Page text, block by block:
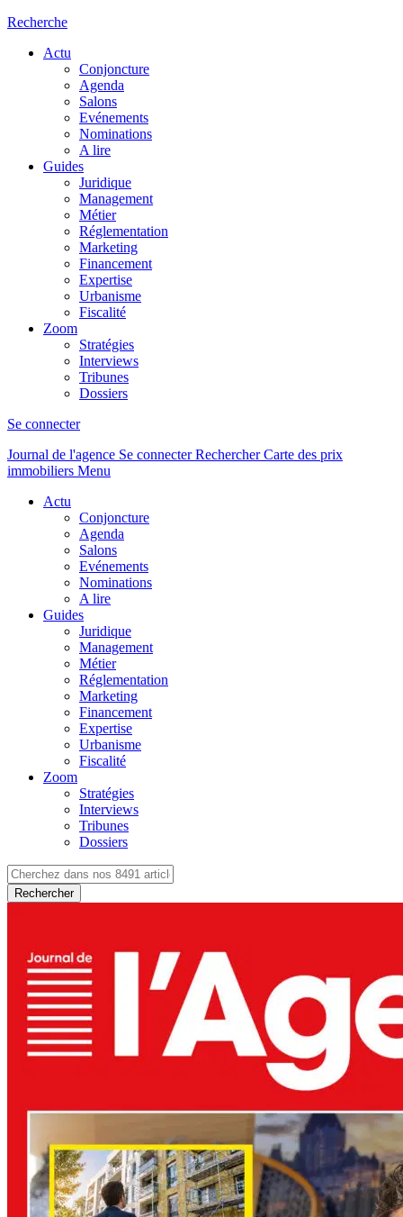
Recherche
Actu
Conjoncture
Agenda
Salons
Evénements
Nominations
A lire
Guides
Juridique
Management
Métier
Réglementation
Marketing
Financement
Expertise
Urbanisme
Fiscalité
Zoom
Stratégies
Interviews
Tribunes
Dossiers
Se connecter
Journal de l'agence Se connecterRechercher Carte des prix
immobiliers Menu
Actu
Conjoncture
Agenda
Salons
Evénements
Nominations
A lire
Guides
Juridique
Management
Métier
Réglementation
Marketing
Financement
Expertise
Urbanisme
Fiscalité
Zoom
Stratégies
Interviews
Tribunes
Dossiers
Rechercher